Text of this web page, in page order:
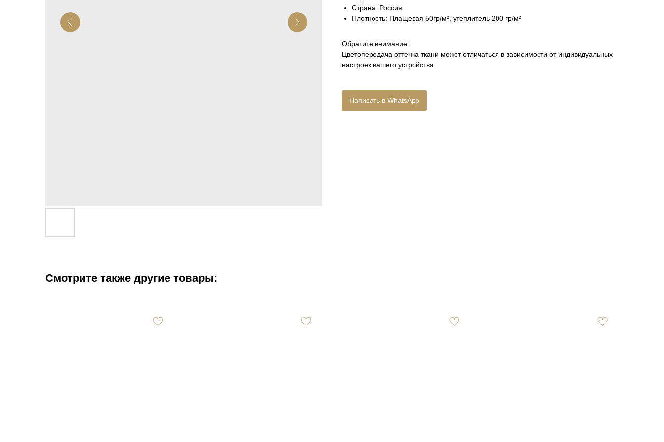
Страна: Россия
Плотность: Плащевая 50гр/м², утеплитель 200 гр/м²
Обратите внимание:
Цветопередача оттенка ткани может отличаться в зависимости от индивидуальных
настроек вашего устройства
Написать в WhatsApp
Смотрите также другие товары: